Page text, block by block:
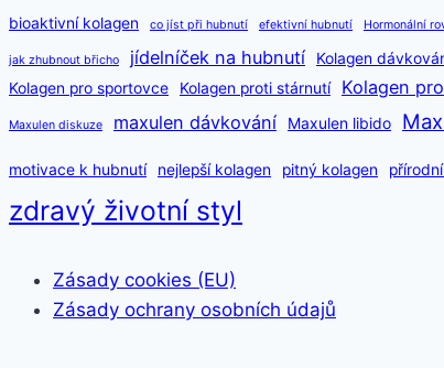
bioaktivní kolagen co jíst při hubnutí efektivní hubnutí Hormonální
jak zhubnout břicho jídelníček na hubnutí Kolagen
Kolagen pro sportovce
Kolagen proti stárnutí Kolagen
Maxulen diskuze maxulen dávkování Maxulen libido
motivace k hubnutí nejlepší kolagen pitný kolagen
zdravý životní styl
Zásady cookies (EU)
Zásady ochrany osobních údajů